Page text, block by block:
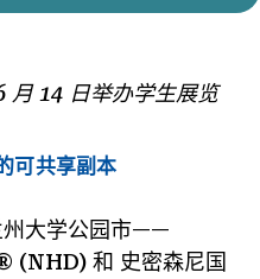
月 14 日举办学生展览
可共享副本
州大学公园市——
(NHD) 和 史密森尼国